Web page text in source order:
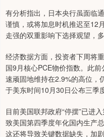
有分析指出，日本央行虽面临
谨慎，或将加息时机推迟至12
走强的双重影响下选择观望，
经济数据方面，投资者下周将
国9月核心PCE物价指数。此
速顽固地维持在2.9%的高位，
于美东时间10月30日公布三季
目前美国联邦政府“停摆”已进
致美国第四季度年化国内生产
这还将导致关键数据缺失，加